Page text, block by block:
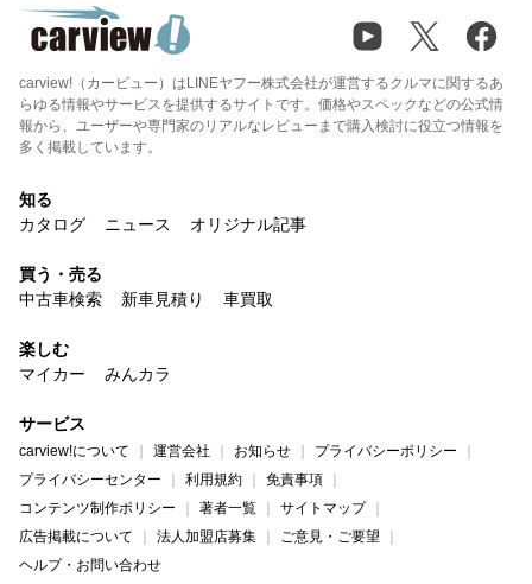
carview!（カービュー）はLINEヤフー株式会社が運営するクルマに関するあ
らゆる情報やサービスを提供するサイトです。価格やスペックなどの公式情
報から、ユーザーや専門家のリアルなレビューまで購入検討に役立つ情報を
多く掲載しています。
知る
カタログ
ニュース オリジナル記事
買う・売る
中古車検索
新車見積り 車買取
楽しむ
マイカー
みんカラ
サービス
carview!について 運営会社 お知らせ
プライバシーポリシー
プライバシーセンター
利用規約
免責事項
コンテンツ制作ポリシー
著者一覧
サイトマップ
広告掲載について
法人加盟店募集
ご意見・ご要望
ヘルプ・お問い合わせ